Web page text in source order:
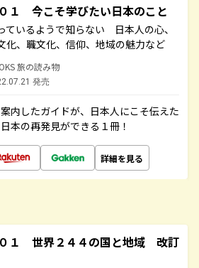
１ 今こそ学びたい日本のこと
ているようで知らない 日本人の心、
化、職文化、信仰、地域の魅力など
旅の読み物
発売
内したガイドが、日本人にこそ伝えた
本の再発見ができる１冊！
詳細を見る
１ 世界２４４の国と地域 改訂